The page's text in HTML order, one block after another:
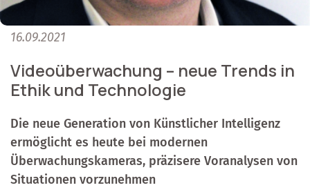
16.09.2021
Videoüberwachung – neue Trends in
Ethik und Technologie
Die neue Generation von Künstlicher Intelligenz
ermöglicht es heute bei modernen
Überwachungskameras, präzisere Voranalysen von
Situationen vorzunehmen